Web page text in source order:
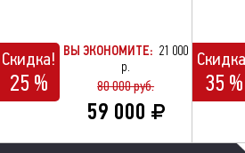
Скидка!
25 %
ВЫ ЭКОНОМИТЕ: 21 000
р.
80 000 руб.
59 000
35 %